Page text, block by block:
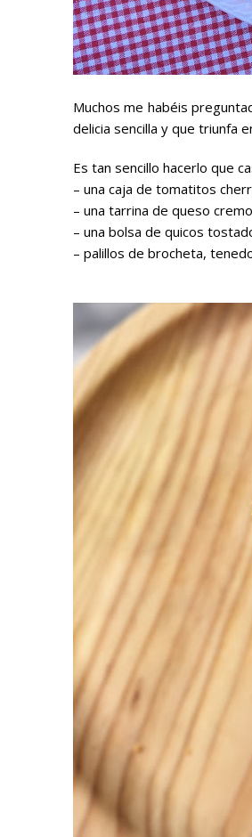
Muchos me habéis
delicia sencilla y que triunfa
Es tan sencillo hacerlo que
– una caja de tomatitos
– una tarrina de queso
– una bolsa de quicos
– palillos de brocheta,